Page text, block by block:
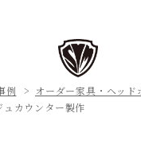
例
オーダー家具・ヘッド
カウンター製作